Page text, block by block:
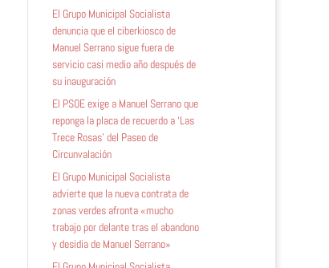
El Grupo Municipal Socialista
denuncia que el ciberkiosco de
Manuel Serrano sigue fuera de
servicio casi medio año después de
su inauguración
El PSOE exige a Manuel Serrano que
reponga la placa de recuerdo a ‘Las
Trece Rosas’ del Paseo de
Circunvalación
El Grupo Municipal Socialista
advierte que la nueva contrata de
zonas verdes afronta «mucho
trabajo por delante tras el abandono
y desidia de Manuel Serrano»